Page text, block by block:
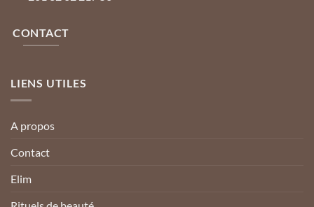
CONTACT
LIENS UTILES
A propos
Contact
Elim